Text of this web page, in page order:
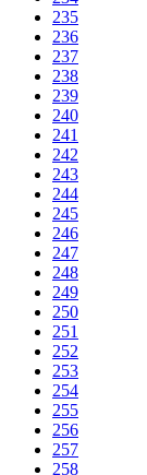
235
236
237
238
239
240
241
242
243
244
245
246
247
248
249
250
251
252
253
254
255
256
257
258